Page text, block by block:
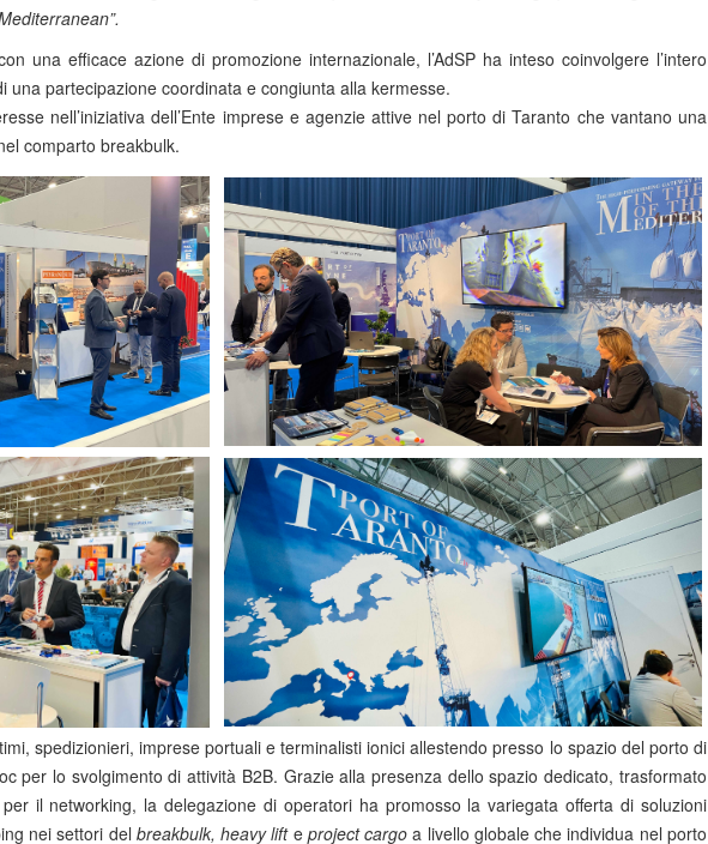
una efficace azione di promozione internazionale, l’AdSP ha inteso coinvolgere l’intero
una partecipazione coordinata e congiunta alla kermesse.
nell’iniziativa dell’Ente imprese e agenzie attive nel porto di Taranto che vantano una
comparto breakbulk.
spedizionieri, imprese portuali e terminalisti ionici allestendo presso lo spazio del porto di
per lo svolgimento di attività B2B. Grazie alla presenza dello spazio dedicato, trasformato
il networking, la delegazione di operatori ha promosso la variegata offerta di soluzioni
nei settori del breakbulk, heavy lift eproject cargo a livello globale che individua nel porto